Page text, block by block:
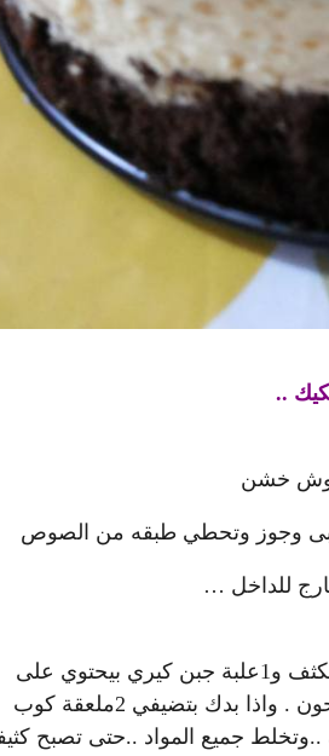
..
خشن
وجوز وتحطي طبقه من الصوص
للداخل …
ري بيحتوي على
6مربعات و1علبة جبن فيلادلفيا ونصف كوب حليب سائل بارد و1ملعقة اكل سكر مطحون . واذا بدك بتضيفي 2ملعقة كوب
جميع المواد ..حتى تصبح